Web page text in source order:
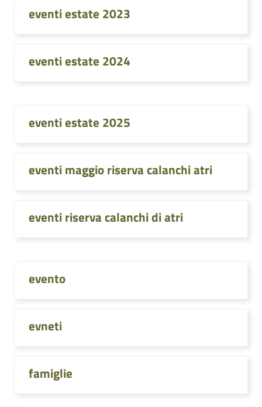
eventi estate 2023
eventi estate 2024
eventi estate 2025
eventi maggio riserva calanchi atri
eventi riserva calanchi di atri
evento
evneti
famiglie